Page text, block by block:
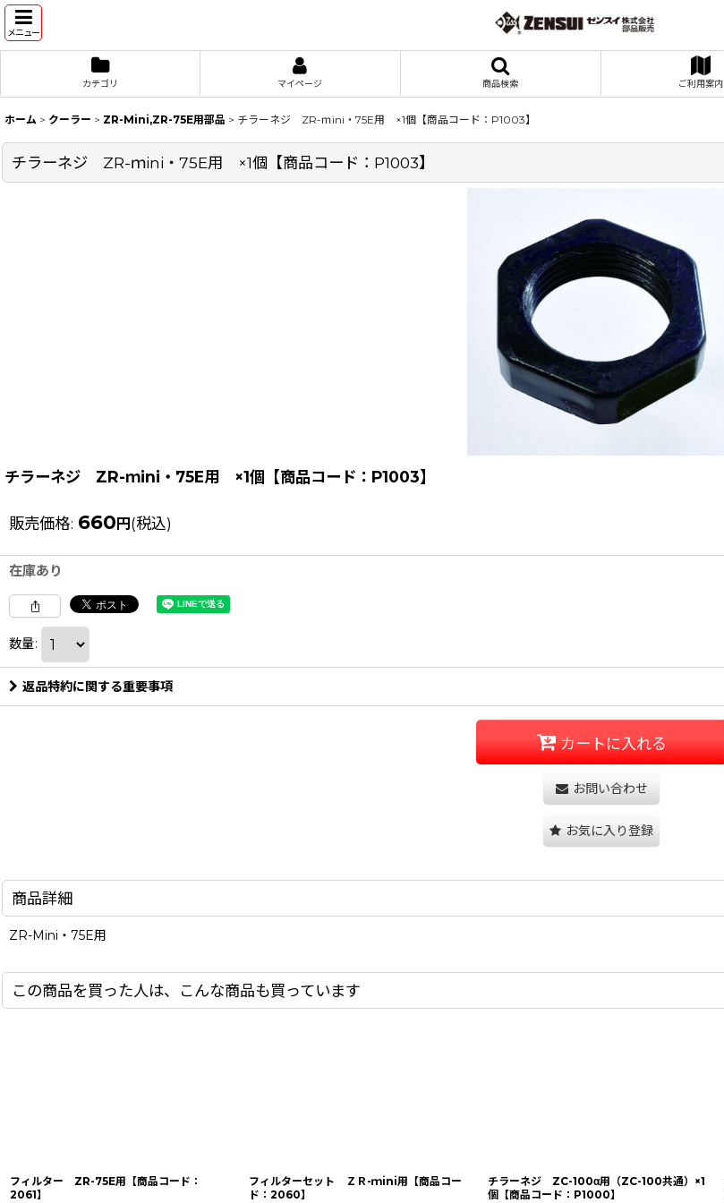
メニュー
カテゴリ マイページ 商品検索 ご利用案内
ホーム > クーラー > ZR-Mini,ZR-75E用部品 > チラーネジ ZR-ｍini・75E用 ×1個【商品コード：P1003】
チラーネジ ZR-ｍini・75E用 ×1個【商品コード：P1003】
チラーネジ ZR-ｍini・75E用 ×1個【商品コード：P1003】
販売価格: 660 円 (税込)
在庫あり
数量:
返品特約に関する重要事項
カートに入れる
お問い合わせ
お気に入り登録
商品詳細
ZR-Mini・75E用
この商品を買った人は、こんな商品も買っています
フィルター ZR-75E用【商品コード：
2061】
フィルターセット ＺＲ-ｍini用【商品コー
ド：2060】
チラーネジ ZC-100α用（ZC-100共通）×1
個【商品コード：P1000】